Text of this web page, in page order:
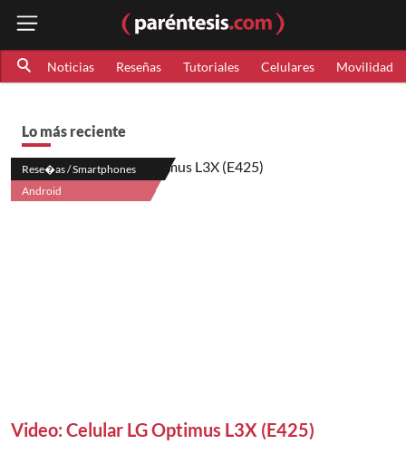
Noticias Reseñas Tutoriales Celulares Movilidad
Lo más reciente
Rese�as / Smartphones
Android
Video: Celular LG Optimus L3X (E425)